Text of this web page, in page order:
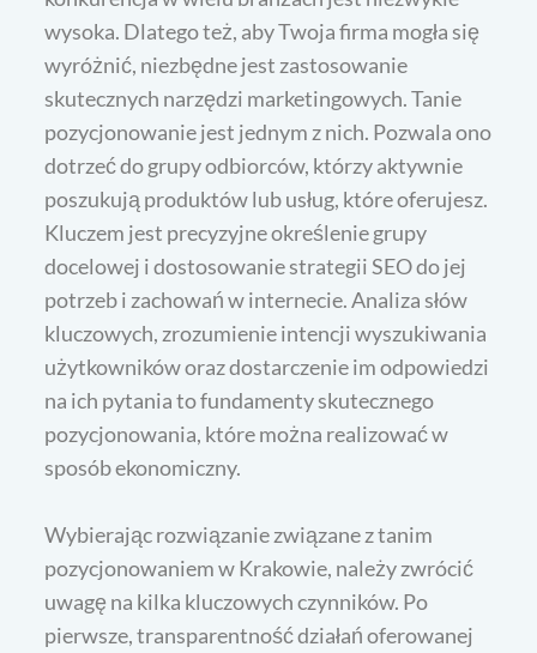
wysoka. Dlatego też, aby Twoja firma mogła się
wyróżnić, niezbędne jest zastosowanie
skutecznych narzędzi marketingowych. Tanie
pozycjonowanie jest jednym z nich. Pozwala ono
dotrzeć do grupy odbiorców, którzy aktywnie
poszukują produktów lub usług, które oferujesz.
Kluczem jest precyzyjne określenie grupy
docelowej i dostosowanie strategii SEO do jej
potrzeb i zachowań w internecie. Analiza słów
kluczowych, zrozumienie intencji wyszukiwania
użytkowników oraz dostarczenie im odpowiedzi
na ich pytania to fundamenty skutecznego
pozycjonowania, które można realizować w
sposób ekonomiczny.
Wybierając rozwiązanie związane z tanim
pozycjonowaniem w Krakowie, należy zwrócić
uwagę na kilka kluczowych czynników. Po
pierwsze, transparentność działań oferowanej